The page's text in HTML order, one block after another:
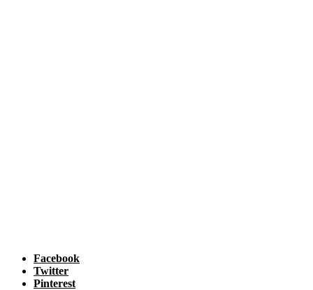
Facebook
Twitter
Pinterest